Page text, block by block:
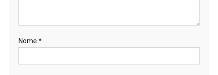
Nome *